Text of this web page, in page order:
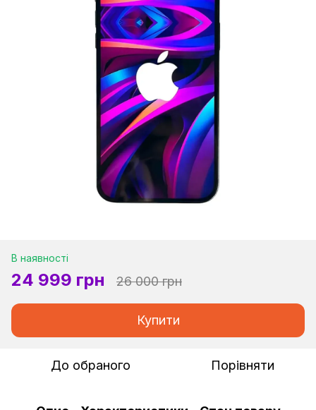
В наявності
24 999 грн 26 000 грн
Купити
До обраного Порівняти